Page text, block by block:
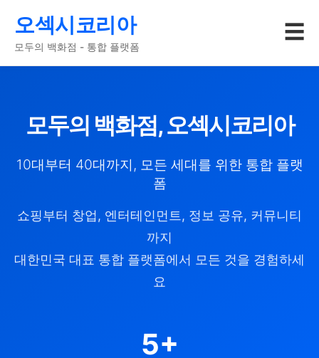
오섹시코리아
모두의 백화점 - 통합 플랫폼
☰
모두의 백화점, 오섹시코리아
10대부터 40대까지, 모든 세대를 위한 통합 플랫
폼
쇼핑부터 창업, 엔터테인먼트, 정보 공유, 커뮤니티
까지
대한민국 대표 통합 플랫폼에서 모든 것을 경험하세
요
5+